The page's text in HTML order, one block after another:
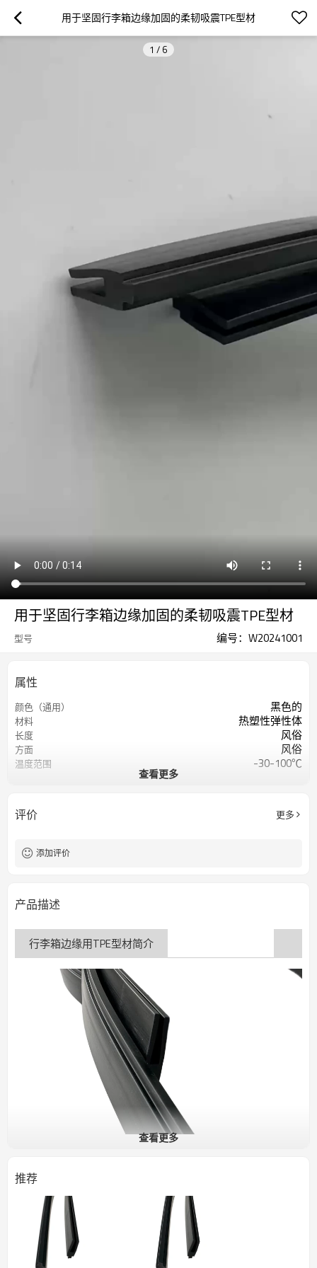
用于坚固行李箱边缘加固的柔韧吸震TPE型材
1 / 6
用于坚固行李箱边缘加固的柔韧吸震TPE型材
型号 编号：W20241001
属性
颜色（通用） 黑色的
材料 热塑性弹性体
长度 风俗
方面 风俗
温度范围 -30-100℃
断裂伸长
查看更多
评价 更多
添加评价
产品描述
行李箱边缘用TPE型材简介
查看更多
推荐